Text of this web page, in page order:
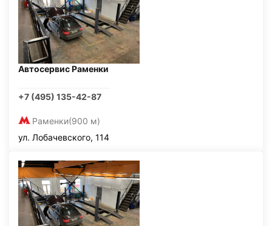
Автосервис Раменки
+7 (495) 135-42-87
Раменки(900 м)
ул. Лобачевского, 114